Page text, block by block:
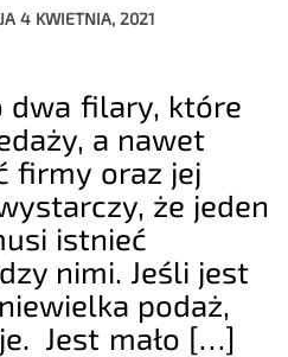
4 KWIETNIA, 2021
dwa filary, które
a nawet
firmy oraz jej
że jeden
istnieć
nimi. Jeśli jest
podaż,
Jest mało […]